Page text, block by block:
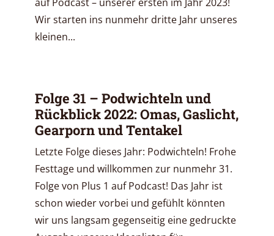
Wir starten ins nunmehr dritte Jahr unseres
kleinen...
Folge 31 – Podwichteln und
Rückblick 2022: Omas, Gaslicht,
Gearporn und Tentakel
Letzte Folge dieses Jahr: Podwichteln! Frohe
Festtage und willkommen zur nunmehr 31.
Folge von Plus 1 auf Podcast! Das Jahr ist
schon wieder vorbei und gefühlt könnten
wir uns langsam gegenseitig eine gedruckte